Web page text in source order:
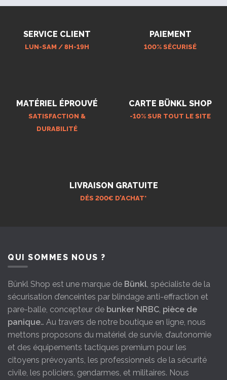
SERVICE CLIENT
LUN-SAM / 8H-19H
PAIEMENT
100% SÉCURISÉ
MATÉRIEL ÉPROUVÉ
SATISFACTION &
DURABILITÉ
CARTE BÜNKL SHOP
-10% SUR TOUT LE SITE
LIVRAISON GRATUITE
DÉS 200€ D’ACHAT*
QUI SOMMES NOUS ?
Bünkl Shop est une marque de Bünkl, spécialiste de la
sécurisation d’enceintes par blindage anti-effraction et
pare-balle, concepteur de bunker NRBC, pièce de
panique… Au travers de notre boutique en ligne, nous
mettons proposons du matériel de survie, d’autonomie
et des équipements tactiques premium pour les
citoyens prévoyants, les professionnels de la sécurité
civile, les policiers, gendarmes, et militaires. Nous